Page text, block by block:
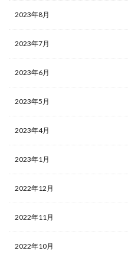
2023年8月
2023年7月
2023年6月
2023年5月
2023年4月
2023年1月
2022年12月
2022年11月
2022年10月